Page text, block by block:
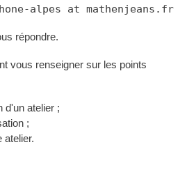
alpes at mathenjeans.fr
répondre.
vous renseigner sur les points
d'un atelier ;
;
atelier.